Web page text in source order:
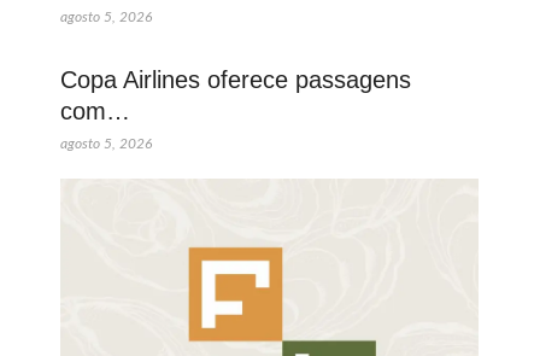
agosto 5, 2026
Copa Airlines oferece passagens
com…
agosto 5, 2026